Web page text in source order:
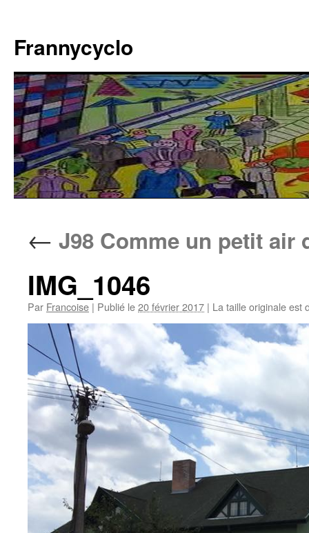
contenu
Frannycyclo
← J98 Comme un petit air
IMG_1046
Par Francoise | Publié le20 février 2017 | La taille originale est